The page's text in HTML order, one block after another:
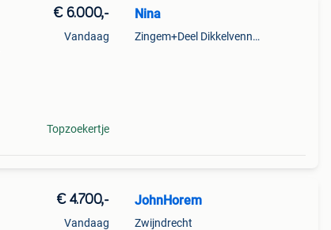
€ 6.000,-
Vandaag
Topzoekertje
Nina
Zingem+Deel Dikkelvenne En Nederzwalm-Hermelgem
€ 4.700,-
Vandaag
JohnHorem
Zwijndrecht